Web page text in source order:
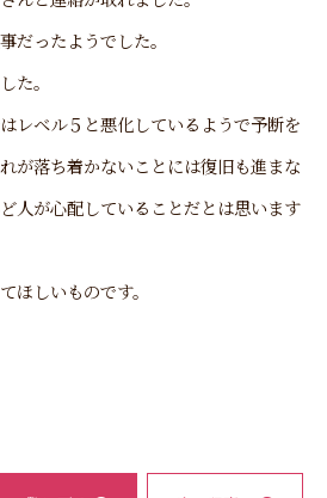
だったようでした。
た。
レベル５と悪化しているようで予断を
が落ち着かないことには復旧も進まな
人が心配していることだとは思います
ほしいものです。